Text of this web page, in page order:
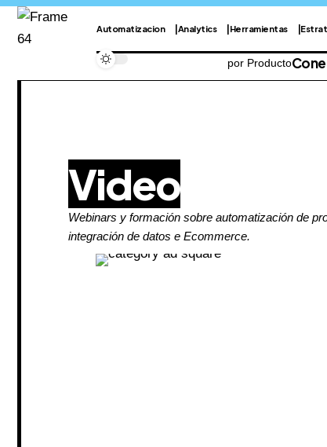
Automatizacion Analytics Herramientas
por Producto
Video
Webinars y formación sobre automatización de
integración de datos e Ecommerce.